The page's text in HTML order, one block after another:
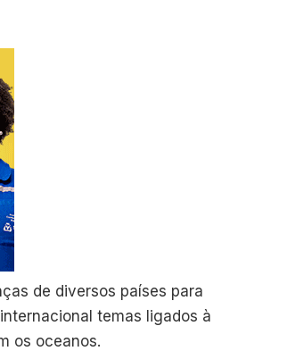
de diversos países para
temas ligados à
os oceanos.